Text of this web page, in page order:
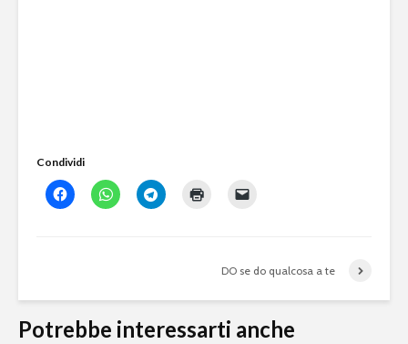
Condividi
DO se do qualcosa a te
Potrebbe interessarti anche